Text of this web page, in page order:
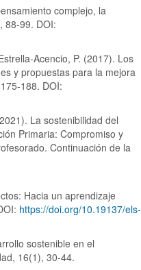
complejo, la
88-99. DOI:
Acencio, P. (2017). Los
y propuestas para la mejora
188. DOI:
La sostenibilidad del
Primaria: Compromiso y
Continuación de la
Hacia un aprendizaje
https://doi.org/10.19137/els-
sostenible en el
16(1), 30-44.